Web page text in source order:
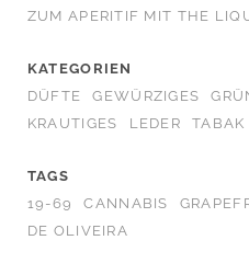
ZUM APERITIF MIT THE
KATEGORIEN
DÜFTE
GEWÜRZIGES
KRAUTIGES
LEDER TABAK
TAGS
19-69
CANNABIS
DE OLIVEIRA